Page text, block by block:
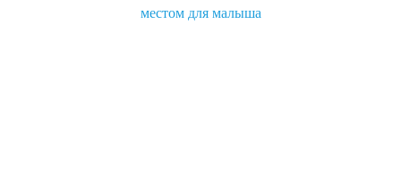
местом для малыша